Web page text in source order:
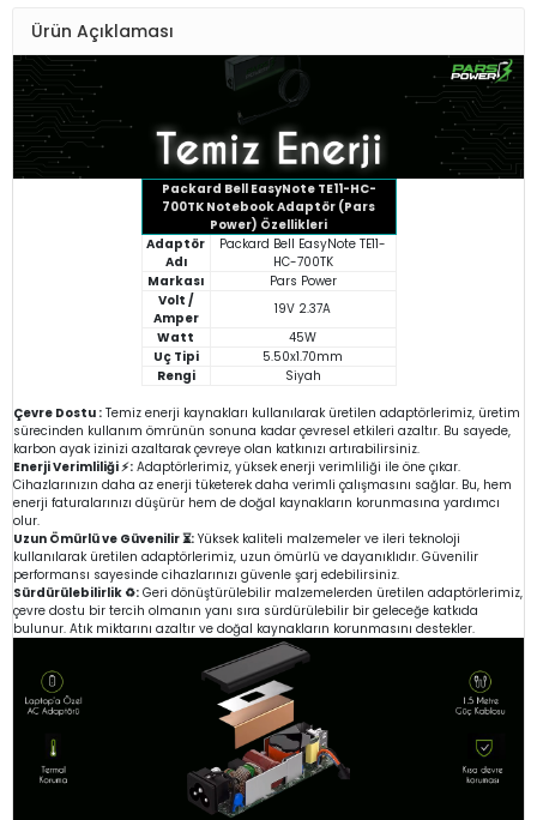
Ürün Açıklaması
Packard Bell EasyNote TE11-HC-
700TK Notebook Adaptör (Pars
Power) Özellikleri
Adaptör
Adı
Packard Bell EasyNote TE11-
HC-700TK
Markası
Pars Power
Volt /
Amper
19V 2.37A
Watt
45W
Uç Tipi
5.50x1.70mm
Rengi
Siyah
Çevre Dostu : Temiz enerji kaynakları kullanılarak üretilen adaptörlerimiz, üretim
sürecinden kullanım ömrünün sonuna kadar çevresel etkileri azaltır. Bu sayede,
karbon ayak izinizi azaltarak çevreye olan katkınızı artırabilirsiniz.
Enerji Verimliliği ⚡: Adaptörlerimiz, yüksek enerji verimliliği ile öne çıkar.
Cihazlarınızın daha az enerji tüketerek daha verimli çalışmasını sağlar. Bu, hem
enerji faturalarınızı düşürür hem de doğal kaynakların korunmasına yardımcı
olur.
Uzun Ömürlü ve Güvenilir ⏳: Yüksek kaliteli malzemeler ve ileri teknoloji
kullanılarak üretilen adaptörlerimiz, uzun ömürlü ve dayanıklıdır. Güvenilir
performansı sayesinde cihazlarınızı güvenle şarj edebilirsiniz.
Sürdürülebilirlik ♻️: Geri dönüştürülebilir malzemelerden üretilen adaptörlerimiz,
çevre dostu bir tercih olmanın yanı sıra sürdürülebilir bir geleceğe katkıda
bulunur. Atık miktarını azaltır ve doğal kaynakların korunmasını destekler.